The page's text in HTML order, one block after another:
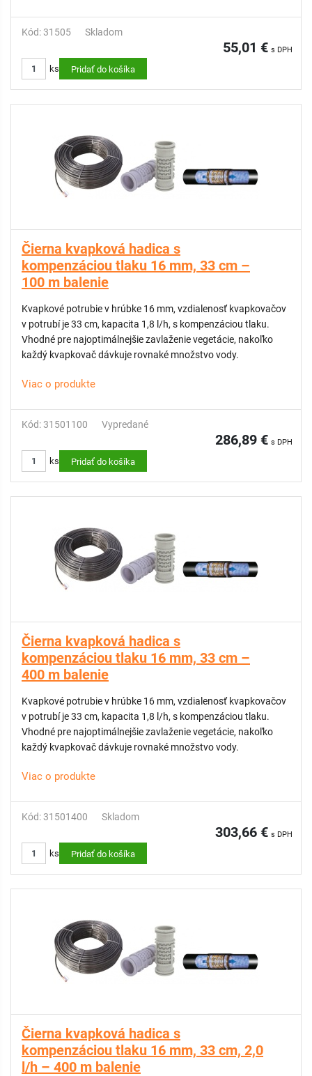
Kód: 31505 Skladom
55,01 € s DPH
ks Pridať do košíka
Čierna kvapková hadica s
kompenzáciou tlaku 16 mm, 33 cm –
100 m balenie
Kvapkové potrubie v hrúbke 16 mm, vzdialenosť kvapkovačov
v potrubí je 33 cm, kapacita 1,8 l/h, s kompenzáciou tlaku.
Vhodné pre najoptimálnejšie zavlaženie vegetácie, nakoľko
každý kvapkovač dávkuje rovnaké množstvo vody.
Viac o produkte
Kód: 31501100 Vypredané
286,89 € s DPH
ks Pridať do košíka
Čierna kvapková hadica s
kompenzáciou tlaku 16 mm, 33 cm –
400 m balenie
Kvapkové potrubie v hrúbke 16 mm, vzdialenosť kvapkovačov
v potrubí je 33 cm, kapacita 1,8 l/h, s kompenzáciou tlaku.
Vhodné pre najoptimálnejšie zavlaženie vegetácie, nakoľko
každý kvapkovač dávkuje rovnaké množstvo vody.
Viac o produkte
Kód: 31501400 Skladom
303,66 € s DPH
ks Pridať do košíka
Čierna kvapková hadica s
kompenzáciou tlaku 16 mm, 33 cm, 2,0
l/h – 400 m balenie